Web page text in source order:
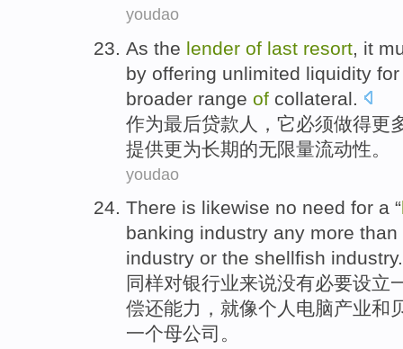
youdao
As the lender of last resort it
by offering unlimited liquidity
broader range of collateral
作为最后贷款人 ， 它必须做得更
提供更为长期的无限量流动性 。
youdao
There is likewise no need for a “
banking industry any more
industry or the shellfish industry.
同样对银行业来说没有必要设立
偿还能力，就像个人 电脑产业和
一个母公司。